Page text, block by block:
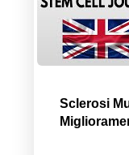
Sclerosi